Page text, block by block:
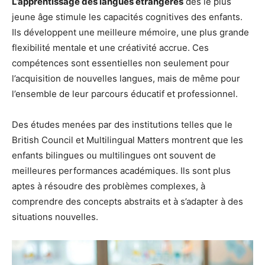
jeune âge stimule les capacités cognitives des enfants.
Ils développent une meilleure mémoire, une plus grande
flexibilité mentale et une créativité accrue. Ces
compétences sont essentielles non seulement pour
l’acquisition de nouvelles langues, mais de même pour
l’ensemble de leur parcours éducatif et professionnel.
Des études menées par des institutions telles que le
British Council et Multilingual Matters montrent que les
enfants bilingues ou multilingues ont souvent de
meilleures performances académiques. Ils sont plus
aptes à résoudre des problèmes complexes, à
comprendre des concepts abstraits et à s’adapter à des
situations nouvelles.